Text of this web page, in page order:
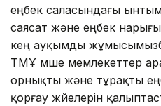
еңбек саласындағы
саясат және еңбек
кең ауқымды
ТМҰ мүше мемлекеттер
орнықты және тұрақты
қорғау жүйелерін